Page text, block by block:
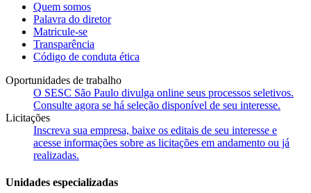
Quem somos
Palavra do diretor
Matricule-se
Transparência
Código de conduta ética
Oportunidades de trabalho
O SESC São Paulo divulga online seus processos seletivos.
Consulte agora se há seleção disponível de seu interesse.
Licitações
Inscreva sua empresa, baixe os editais de seu interesse e
acesse informações sobre as licitações em andamento ou já
realizadas.
Unidades especializadas